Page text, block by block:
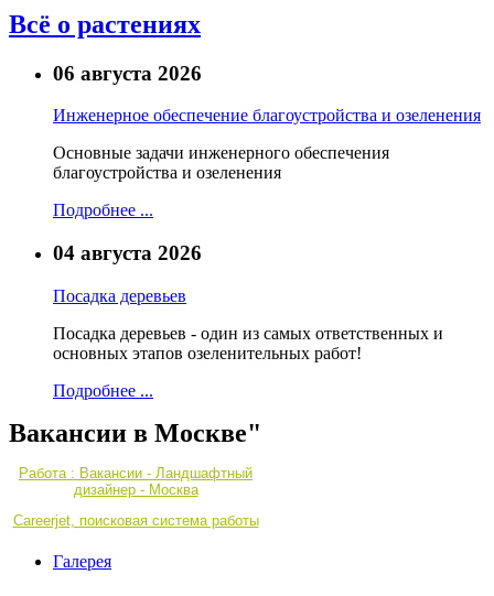
Всё о растениях
06 августа 2026
Инженерное обеспечение благоустройства и озеленения
Основные задачи инженерного обеспечения
благоустройства и озеленения
Подробнее ...
04 августа 2026
Посадка деревьев
Посадка деревьев - один из самых ответственных и
основных этапов озеленительных работ!
Подробнее ...
Вакансии в Москве"
Работа : Вакансии - Ландшафтный
дизайнер - Москва
Careerjet, поисковая система работы
Галерея